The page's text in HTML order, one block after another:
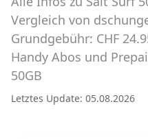
Abos für Tablets,
Watches
Tarifrechner
Vergleich von
Grundgebühr: CHF
Handy Abos und
50GB
Letztes Update: 05.08.2026